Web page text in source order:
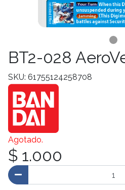
BT2-028
SKU: 61755124258708
Agotado.
$ 1.000